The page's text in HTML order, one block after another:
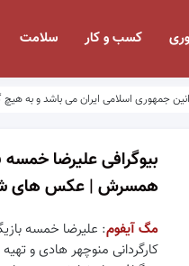
کسب و کار سلامت
جمهوری اسلامی ایران می باشد و به
بیوگرافی علیرضا خمسه
همسرش | عکس های
مگ آیفوم: علیرضا خمسه
کارگردانی منوچهر هادی و